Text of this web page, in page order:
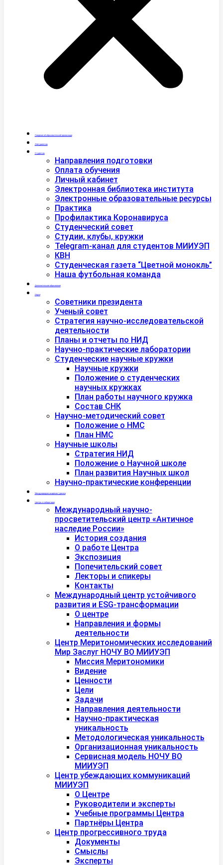
Сведения об образовательной организации
Абитуриентам
Студентам
Направления подготовки
Оплата обучения
Личный кабинет
Электронная библиотека института
Электронные образовательные ресурсы
Практика
Профилактика Коронавируса
Студенческий совет
Студии, клубы, кружки
Telegram-канал для студентов МИИУЭП
КВН
Студенческая газета “Цветной монокль”
Наша футбольная команда
Дополнительное образование
Наука
Советники президента
Ученый совет
Стратегия научно-исследовательской
деятельности
Планы и отчеты по НИД
Научно-практические лаборатории
Студенческие научные кружки
Научные кружки
Положение о студенческих
научных кружках
План работы научного кружка
Состав СНК
Научно-методический совет
Положение о НМС
План НМС
Научные школы
Стратегия НИД
Положение о Научной школе
План развития Научных школ
Научно-практические конференции
Международная академия туризма
Центры и лаборатории
Международный научно-
просветительский центр «Античное
наследие России»
История создания
О работе Центра
Экспозиция
Попечительский совет
Лекторы и спикеры
Контакты
Международный центр устойчивого
развития и ESG-трансформации
О центре
Направления и формы
деятельности
Центр Меритономических исследований
Мир Заслуг НОЧУ ВО МИИУЭП
Миссия Меритономики
Видение
Ценности
Цели
Задачи
Направления деятельности
Научно-практическая
уникальность
Методологическая уникальность
Организационная уникальность
Сервисная модель НОЧУ ВО
МИИУЭП
Центр убеждающих коммуникаций
МИИУЭП
О Центре
Руководители и эксперты
Учебные программы Центра
Партнёры Центра
Центр прогрессивного труда
Документы
Смыслы
Эксперты